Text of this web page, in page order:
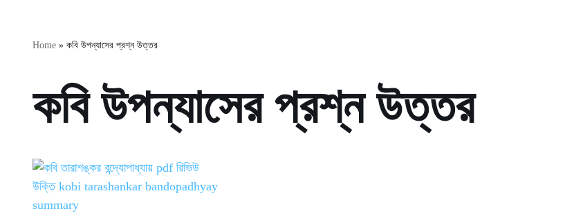
Home » কবি উপন্যাসের প্রশ্ন উত্তর
কবি উপন্যাসের প্রশ্ন উত্তর